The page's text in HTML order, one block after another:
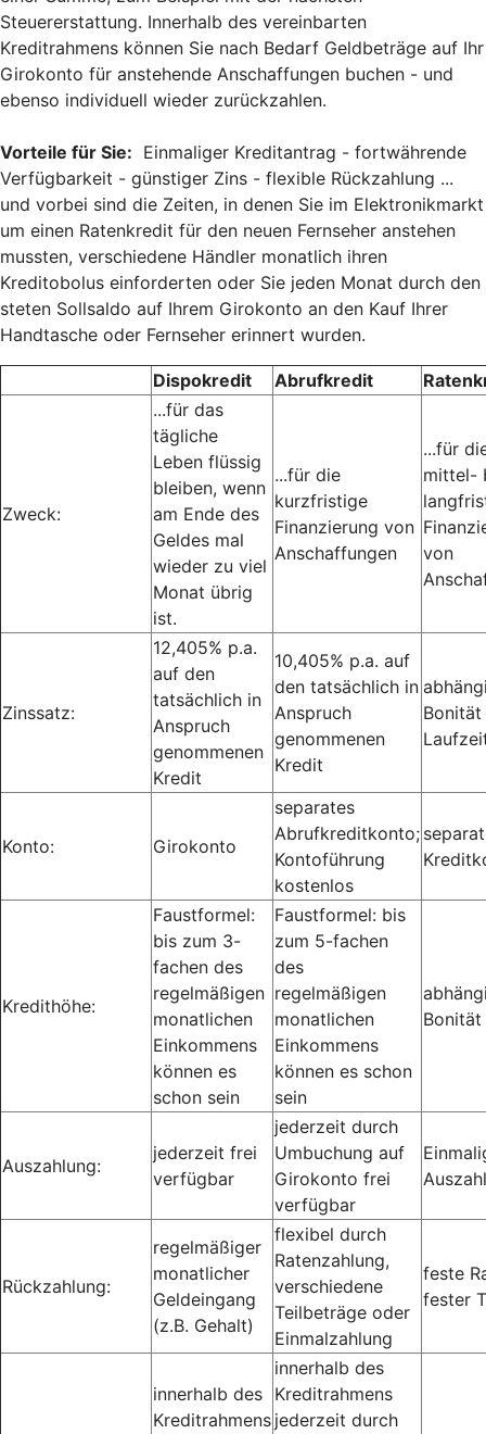
Steuererstattung. Innerhalb des vereinbarten
Kreditrahmens können Sie nach Bedarf Geldbeträge auf Ihr
Girokonto für anstehende Anschaffungen buchen - und
ebenso individuell wieder zurückzahlen.
Vorteile für Sie: Einmaliger Kreditantrag - fortwährende
Verfügbarkeit - günstiger Zins - flexible Rückzahlung ...
und vorbei sind die Zeiten, in denen Sie im Elektronikmarkt
um einen Ratenkredit für den neuen Fernseher anstehen
mussten, verschiedene Händler monatlich ihren
Kreditobolus einforderten oder Sie jeden Monat durch den
steten Sollsaldo auf Ihrem Girokonto an den Kauf Ihrer
Handtasche oder Fernseher erinnert wurden.
Dispokredit Abrufkredit
Zweck:
...für das
tägliche
Leben flüssig
bleiben, wenn
am Ende des
Geldes mal
wieder zu viel
Monat übrig
ist.
...für die
kurzfristige
Finanzierung von
Anschaffungen
...für
mittel-
von
Zinssatz:
12,405% p.a.
auf den
tatsächlich in
Anspruch
genommenen
Kredit
10,405% p.a. auf
den tatsächlich in
Anspruch
genommenen
Kredit
Bonität
Konto: Girokonto
separates
Abrufkreditkonto;
Kontoführung
kostenlos
Kredithöhe:
Faustformel:
bis zum 3-
fachen des
regelmäßigen
monatlichen
Einkommens
können es
schon sein
Faustformel: bis
zum 5-fachen
des
regelmäßigen
monatlichen
Einkommens
können es schon
sein
Bonität
Auszahlung:
jederzeit frei
verfügbar
jederzeit durch
Umbuchung auf
Girokonto frei
verfügbar
Rückzahlung:
regelmäßiger
monatlicher
Geldeingang
(z.B. Gehalt)
flexibel durch
Ratenzahlung,
verschiedene
Teilbeträge oder
Einmalzahlung
feste
fester
innerhalb des
Kreditrahmens
innerhalb des
Kreditrahmens
jederzeit durch